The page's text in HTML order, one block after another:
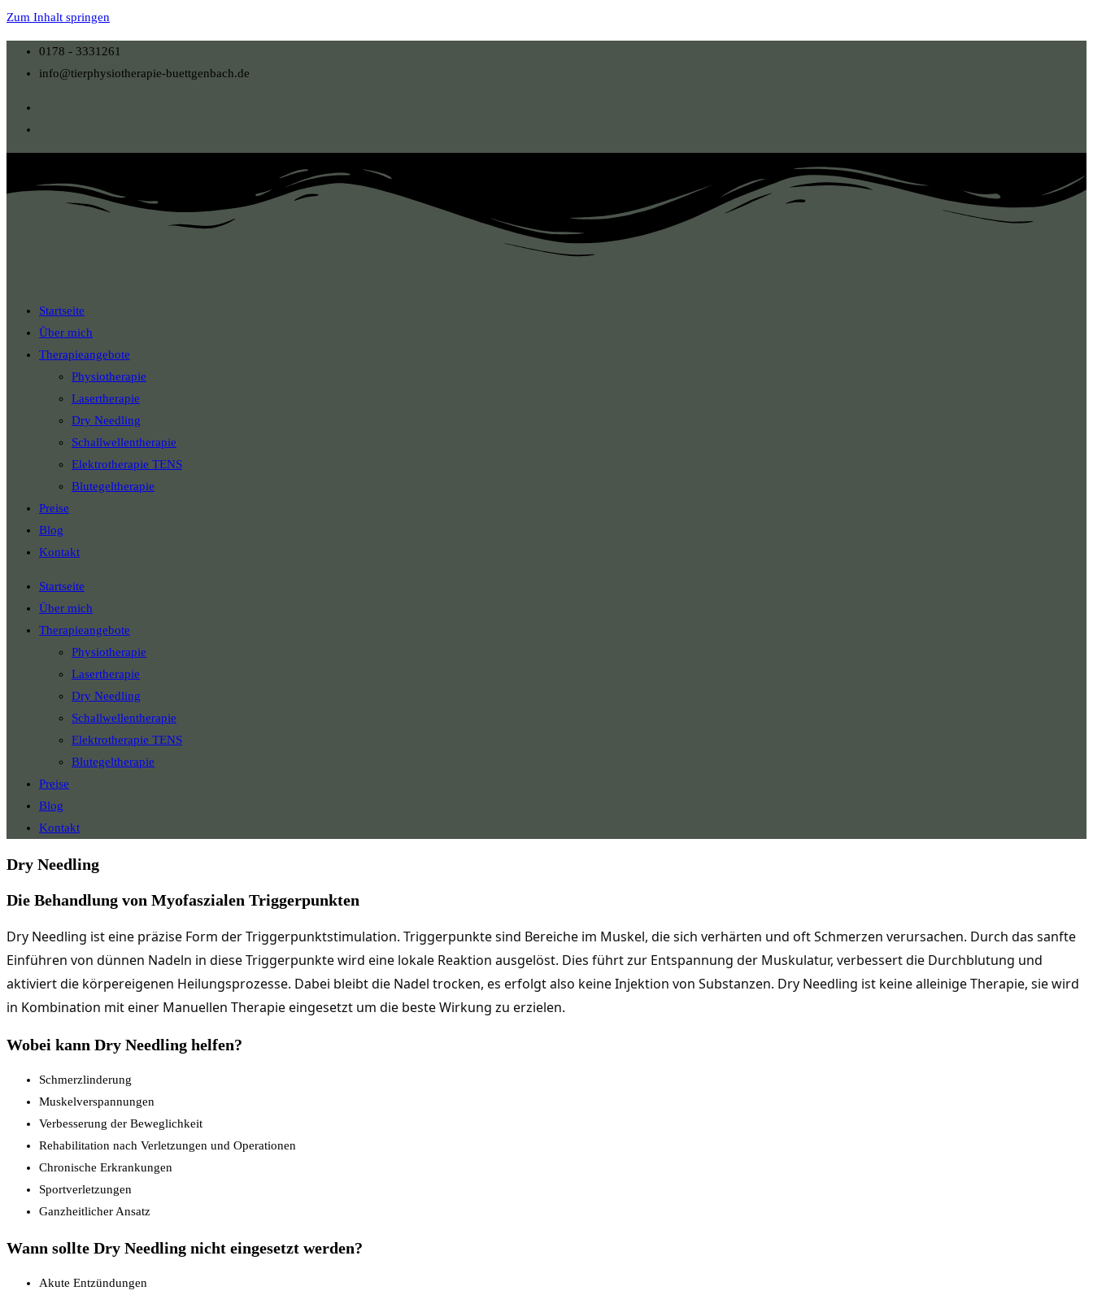
Zum Inhalt springen
0178 - 3331261
info@tierphysiotherapie-buettgenbach.de
Startseite
Über mich
Therapieangebote
Physiotherapie
Lasertherapie
Dry Needling
Schallwellentherapie
Elektrotherapie TENS
Blutegeltherapie
Preise
Blog
Kontakt
Startseite
Über mich
Therapieangebote
Physiotherapie
Lasertherapie
Dry Needling
Schallwellentherapie
Elektrotherapie TENS
Blutegeltherapie
Preise
Blog
Kontakt
Dry Needling
Die Behandlung von Myofaszialen Triggerpunkten
Dry Needling ist eine präzise Form der Triggerpunktstimulation. Triggerpunkte sind Bereiche im Muskel, die sich verhärten und oft Schmerzen verursachen. Durch das sanfte
Einführen von dünnen Nadeln in diese Triggerpunkte wird eine lokale Reaktion ausgelöst. Dies führt zur Entspannung der Muskulatur, verbessert die Durchblutung und
aktiviert die körpereigenen Heilungsprozesse. Dabei bleibt die Nadel trocken, es erfolgt also keine Injektion von Substanzen. Dry Needling ist keine alleinige Therapie, sie wird
in Kombination mit einer Manuellen Therapie eingesetzt um die beste Wirkung zu erzielen.
Wobei kann Dry Needling helfen?
Schmerzlinderung
Muskelverspannungen
Verbesserung der Beweglichkeit
Rehabilitation nach Verletzungen und Operationen
Chronische Erkrankungen
Sportverletzungen
Ganzheitlicher Ansatz
Wann sollte Dry Needling nicht eingesetzt werden?
Akute Entzündungen